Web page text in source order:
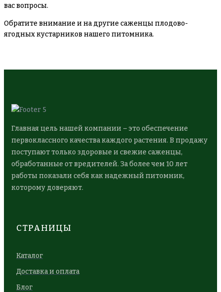
вас вопросы.
Обратите внимание и на другие саженцы плодово-
ягодных кустарников нашего питомника.
Главная цель нашей компании – это обеспечение
первоклассного качества каждого растения. В продажу
поступают только здоровые и свежие саженцы,
обработанные от вредителей. За более чем 10 лет
работы показали себя как надежный питомник,
которому доверяют.
СТРАНИЦЫ
Каталог
Доставка и оплата
Блог